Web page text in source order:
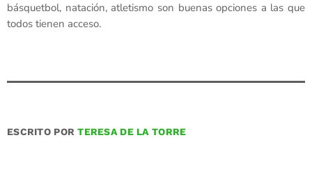
básquetbol, natación, atletismo son buenas opciones a las que
todos tienen acceso.
ESCRITO PORTERESA DE LA TORRE